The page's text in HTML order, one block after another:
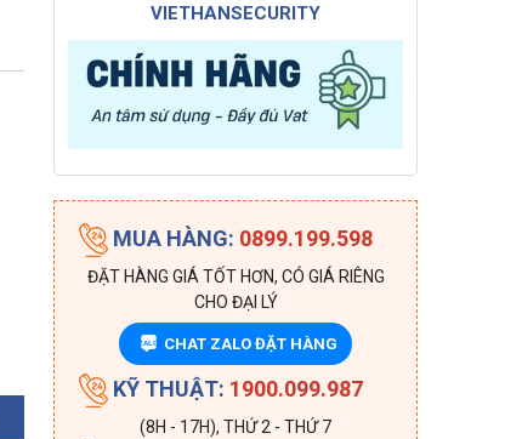
VIETHANSECURITY
MUA HÀNG: 0899.199.598
ĐẶT HÀNG GIÁ TỐT HƠN, CÓ GIÁ RIÊNG
CHO ĐẠI LÝ
ZALO CHAT ZALO ĐẶT HÀNG
KỸ THUẬT: 1900.099.987
(8H - 17H), THỨ 2 - THỨ 7